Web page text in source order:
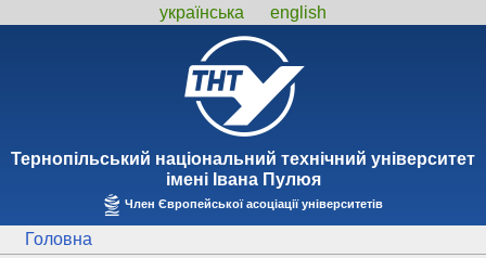
українська english
Тернопiльський національний технiчний унiверситет
iменi Iвана Пулюя
Член Європейської асоціації університетів
Головна